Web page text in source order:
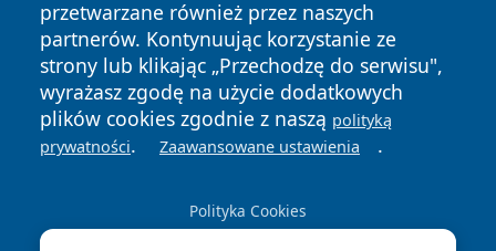
przetwarzane również przez naszych
partnerów. Kontynuując korzystanie ze
strony lub klikając „Przechodzę do serwisu",
wyrażasz zgodę na użycie dodatkowych
plików cookies zgodnie z naszą polityką
prywatności. Zaawansowane ustawienia .
Polityka Cookies
Copyright © 2026 halotorun.pl Wszystkie prawa zastrzeżone.
News Autorzy
Polityka
Prywatności
Polityka
Cookies